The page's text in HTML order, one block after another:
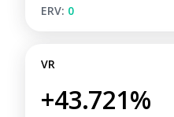
ERV: 0
VR
+43.721%